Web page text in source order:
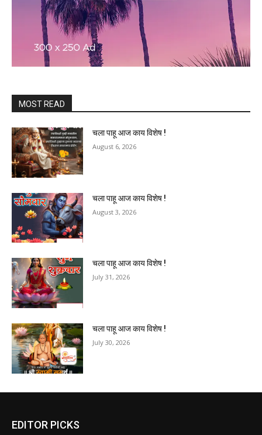
MOST READ
चला पाहू आज काय विशेष !
August 6, 2026
चला पाहू आज काय विशेष !
August 3, 2026
चला पाहू आज काय विशेष !
July 31, 2026
चला पाहू आज काय विशेष !
July 30, 2026
EDITOR PICKS